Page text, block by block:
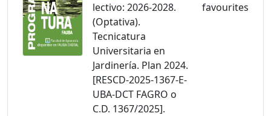
lectivo: 2026-2028.
(Optativa).
Tecnicatura
Universitaria en
Jardinería. Plan 2024.
[RESCD-2025-1367-E-
UBA-DCT FAGRO o
C.D. 1367/2025].